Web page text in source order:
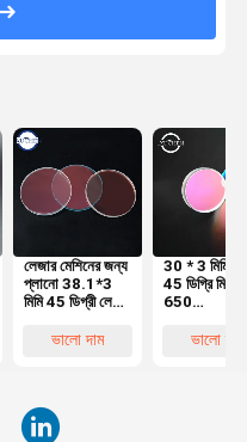
লেজার মেশিনের জন্য
প্লানো 38.1*3
মিমি 45 ডিগ্রী লেজার
1064nmHR
ভালো দাম
30 * 3 মিমি
45 ডিগ্রি মিরর
650
লেজারভালো দাম